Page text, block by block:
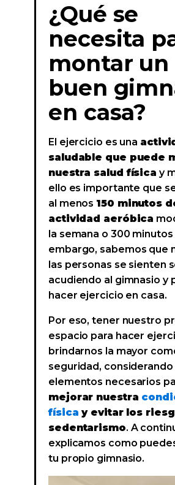
¿Qué se
necesita
montar un
buen
en casa?
El ejercicio es una
saludable que puede
nuestra salud física y
ello es importante que
al menos 150 minutos
actividad aeróbica
la semana o 300 minutos
embargo, sabemos que
las personas se sienten
acudiendo al gimnasio y
hacer ejercicio en casa.
Por eso, tener nuestro
espacio para hacer
brindarnos la mayor
seguridad,
elementos necesarios
mejorar nuestra
física y evitar los
sedentarismo. A
explicamos como
tu propio gimnasio.